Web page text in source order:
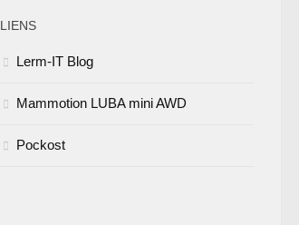
LIENS
Lerm-IT Blog
Mammotion LUBA mini AWD
Pockost